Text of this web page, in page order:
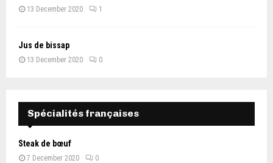
13 December 2020 1
Jus de bissap
13 December 2020 0
Spécialités françaises
Steak de bœuf
7 December 2020 0